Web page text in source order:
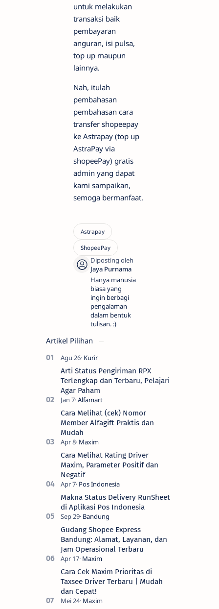
untuk melakukan
transaksi baik
pembayaran
anguran, isi pulsa,
top up maupun
lainnya.
Nah, itulah
pembahasan
pembahasan cara
transfer shopeepay
ke Astrapay (top up
AstraPay via
shopeePay) gratis
admin yang dapat
kami sampaikan,
semoga bermanfaat.
Hanya manusia
biasa yang
ingin berbagi
pengalaman
dalam bentuk
tulisan. :)
Artikel Pilihan
Arti Status Pengiriman RPX
Terlengkap dan Terbaru, Pelajari
Agar Paham
Cara Melihat (cek) Nomor
Member Alfagift Praktis dan
Mudah
Cara Melihat Rating Driver
Maxim, Parameter Positif dan
Negatif
Makna Status Delivery RunSheet
di Aplikasi Pos Indonesia
Gudang Shopee Express
Bandung: Alamat, Layanan, dan
Jam Operasional Terbaru
Cara Cek Maxim Prioritas di
Taxsee Driver Terbaru | Mudah
dan Cepat!